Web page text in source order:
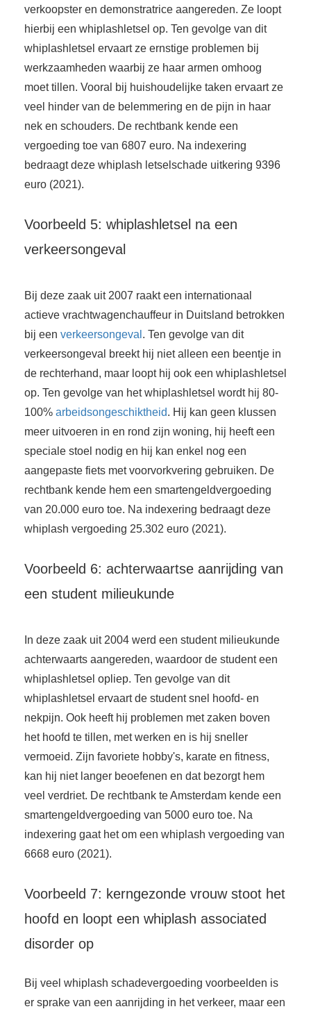
verkoopster en demonstratrice aangereden. Ze loopt
hierbij een whiplashletsel op. Ten gevolge van dit
whiplashletsel ervaart ze ernstige problemen bij
werkzaamheden waarbij ze haar armen omhoog
moet tillen. Vooral bij huishoudelijke taken ervaart ze
veel hinder van de belemmering en de pijn in haar
nek en schouders. De rechtbank kende een
vergoeding toe van 6807 euro. Na indexering
bedraagt deze whiplash letselschade uitkering 9396
euro (2021).
Voorbeeld 5: whiplashletsel na een
verkeersongeval
Bij deze zaak uit 2007 raakt een internationaal
actieve vrachtwagenchauffeur in Duitsland betrokken
bij een verkeersongeval . Ten gevolge van dit
verkeersongeval breekt hij niet alleen een beentje in
de rechterhand, maar loopt hij ook een whiplashletsel
op. Ten gevolge van het whiplashletsel wordt hij 80-
100% arbeidsongeschiktheid. Hij kan geen klussen
meer uitvoeren in en rond zijn woning, hij heeft een
speciale stoel nodig en hij kan enkel nog een
aangepaste fiets met voorvorkvering gebruiken. De
rechtbank kende hem een smartengeldvergoeding
van 20.000 euro toe. Na indexering bedraagt deze
whiplash vergoeding 25.302 euro (2021).
Voorbeeld 6: achterwaartse aanrijding van
een student milieukunde
In deze zaak uit 2004 werd een student milieukunde
achterwaarts aangereden, waardoor de student een
whiplashletsel opliep. Ten gevolge van dit
whiplashletsel ervaart de student snel hoofd- en
nekpijn. Ook heeft hij problemen met zaken boven
het hoofd te tillen, met werken en is hij sneller
vermoeid. Zijn favoriete hobby's, karate en fitness,
kan hij niet langer beoefenen en dat bezorgt hem
veel verdriet. De rechtbank te Amsterdam kende een
smartengeldvergoeding van 5000 euro toe. Na
indexering gaat het om een whiplash vergoeding van
6668 euro (2021).
Voorbeeld 7: kerngezonde vrouw stoot het
hoofd en loopt een whiplash associated
disorder op
Bij veel whiplash schadevergoeding voorbeelden is
er sprake van een aanrijding in het verkeer, maar een